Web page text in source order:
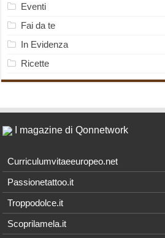
Eventi
Fai da te
In Evidenza
Ricette
I magazine di Qonnetwork
Curriculumvitaeeuropeo.net
Passionetattoo.it
Troppodolce.it
Scoprilamela.it